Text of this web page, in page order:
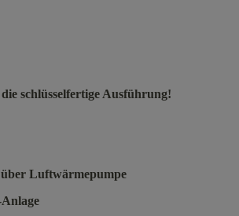
schlüsselfertige Ausführung!
Luftwärmepumpe